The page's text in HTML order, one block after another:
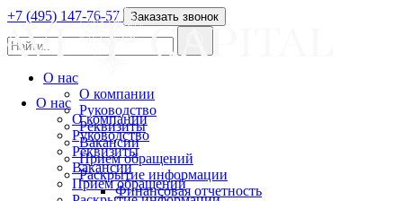
О нас
О компании
Руководство
Реквизиты
Вакансии
Прием обращений
+7 (495) 147-76-57 Заказать звонок
О нас
О компании
Руководство
Реквизиты
Вакансии
Прием обращений
Раскрытие информации
Финансовая отчетность